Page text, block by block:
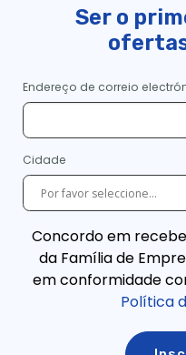
Ser o
Endereço de correio
Cidade
Concordo em
da Família de
em conformidade
Política